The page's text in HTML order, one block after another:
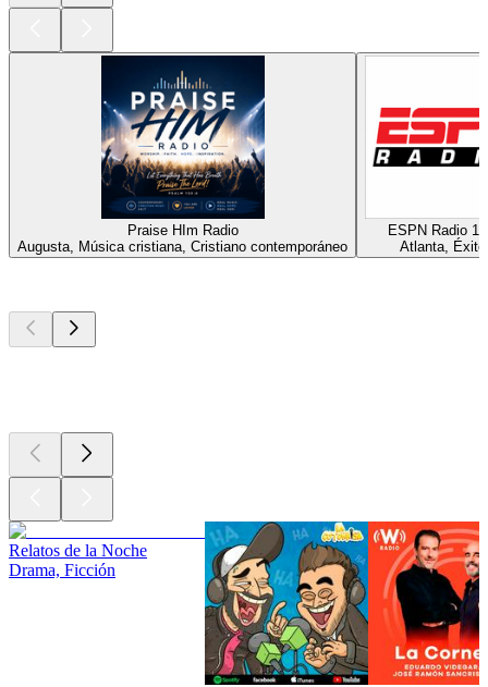
Praise HIm Radio
Augusta, Música cristiana, Cristiano contemporáneo
ESPN Radio
Atlanta,
Relatos de la Noche
Drama, Ficción